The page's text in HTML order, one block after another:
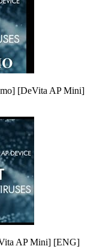
[DeVita AP Mini]
AP Mini] [ENG]